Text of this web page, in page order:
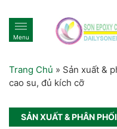
Menu
Trang Chủ » Sản xuất &
cao su, đủ kích cỡ
SẢN XUẤT & PHÂN